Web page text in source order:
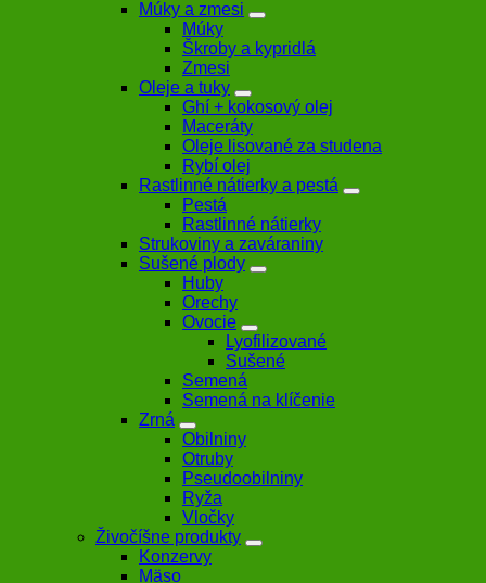
Múky a zmesi
Múky
Škroby a kypridlá
Zmesi
Oleje a tuky
Ghí + kokosový olej
Maceráty
Oleje lisované za studena
Rybí olej
Rastlinné nátierky a pestá
Pestá
Rastlinné nátierky
Strukoviny a zaváraniny
Sušené plody
Huby
Orechy
Ovocie
Lyofilizované
Sušené
Semená
Semená na klíčenie
Zrná
Obilniny
Otruby
Pseudoobilniny
Ryža
Vločky
Živočíšne produkty
Konzervy
Mäso